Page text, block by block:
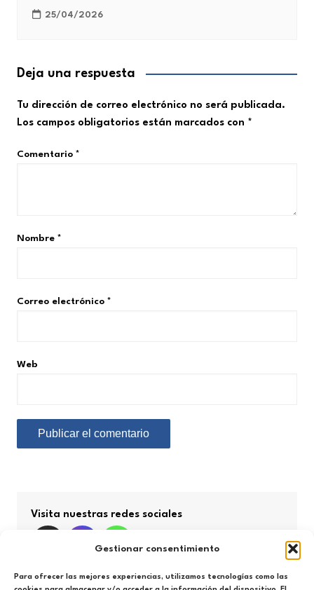
Gestionar consentimiento
Para ofrecer las mejores experiencias, utilizamos tecnologías como las
25/04/2026
Deja una respuesta
Tu dirección de correo electrónico no será publicada.
Los campos obligatorios están marcados con *
Comentario *
Nombre *
Correo electrónico *
Web
Visita nuestras redes sociales